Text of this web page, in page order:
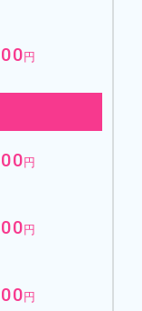
円
円
円
円